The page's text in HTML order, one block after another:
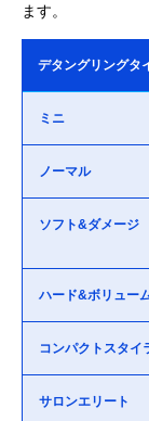
ます。
デタングリング
ミニ
ノーマル
ソフト&ダメージ
ハード&ボリュー
コンパクトスタイ
サロンエリート